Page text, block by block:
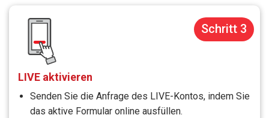
Schritt 3
LIVE aktivieren
Senden Sie die Anfrage des LIVE-Kontos, indem Sie
das aktive Formular online ausfüllen.